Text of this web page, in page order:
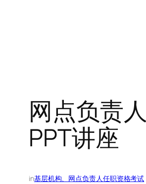
网点负责
PPT讲座
in基层机构、网点负责人任职资格考试